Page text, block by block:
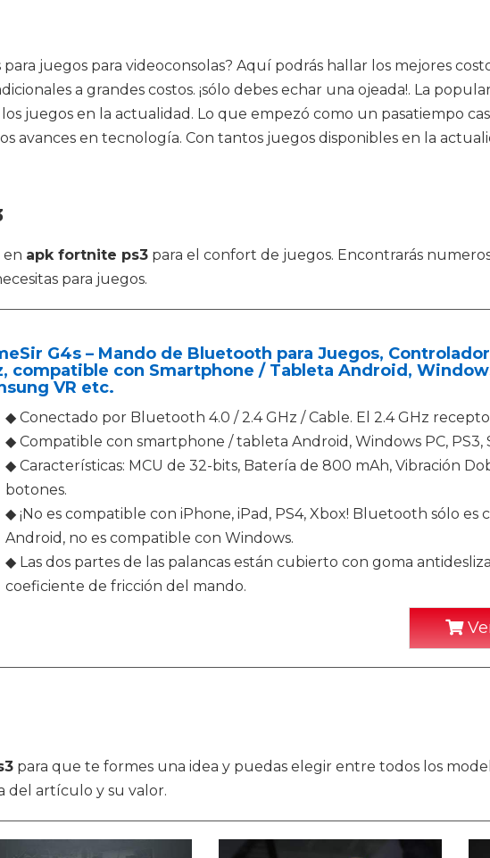
juegos para videoconsolas? Aquí podrás hallar los mejores
a grandes costos. ¡sólo debes echar una ojeada!. La
juegos en la actualidad. Lo que empezó como un pasatiempo
avances en tecnología. Con tantos juegos disponibles en la
en apk fortnite ps3 para el confort de juegos. Encontrarás
para juegos.
G4s – Mando de Bluetooth para Juegos,
compatible con Smartphone / Tableta Android,
VR etc.
◆ Conectado por Bluetooth 4.0 / 2.4 GHz / Cable. El 2.4 GHz
◆ Compatible con smartphone / tableta Android, Windows PC, PS3,
◆ Características: MCU de 32-bits, Batería de 800 mAh, Vibración
botones.
◆ ¡No es compatible con iPhone, iPad, PS4, Xbox! Bluetooth sólo es
Android, no es compatible con Windows.
◆ Las dos partes de las palancas están cubierto con goma
coeficiente de fricción del mando.
para que te formes una idea y puedas elegir entre todos los
del artículo y su valor.